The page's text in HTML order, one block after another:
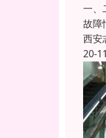
一、
故
西安
20-